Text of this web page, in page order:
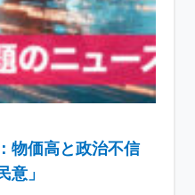
物価高と政治不信
意」